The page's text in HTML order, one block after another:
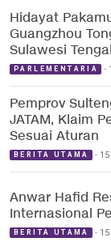
Hidayat
Guangzhou
Sulawesi
PARLEMENTARIA
Pemprov
JATAM, Klaim
Sesuai Aturan
BERITA UTAMA
Anwar Hafid
Internasional
BERITA UTAMA